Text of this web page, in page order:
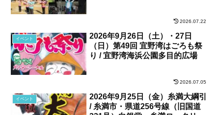
2026.07.22
イベント
2026年9月26日（土）・27日
（日）第49回 宜野湾はごろも祭
り / 宜野湾海浜公園多目的広場
2026.07.05
イベント
2026年9月25日（金）糸満大綱引
/ 糸満市・県道256号線（旧国道